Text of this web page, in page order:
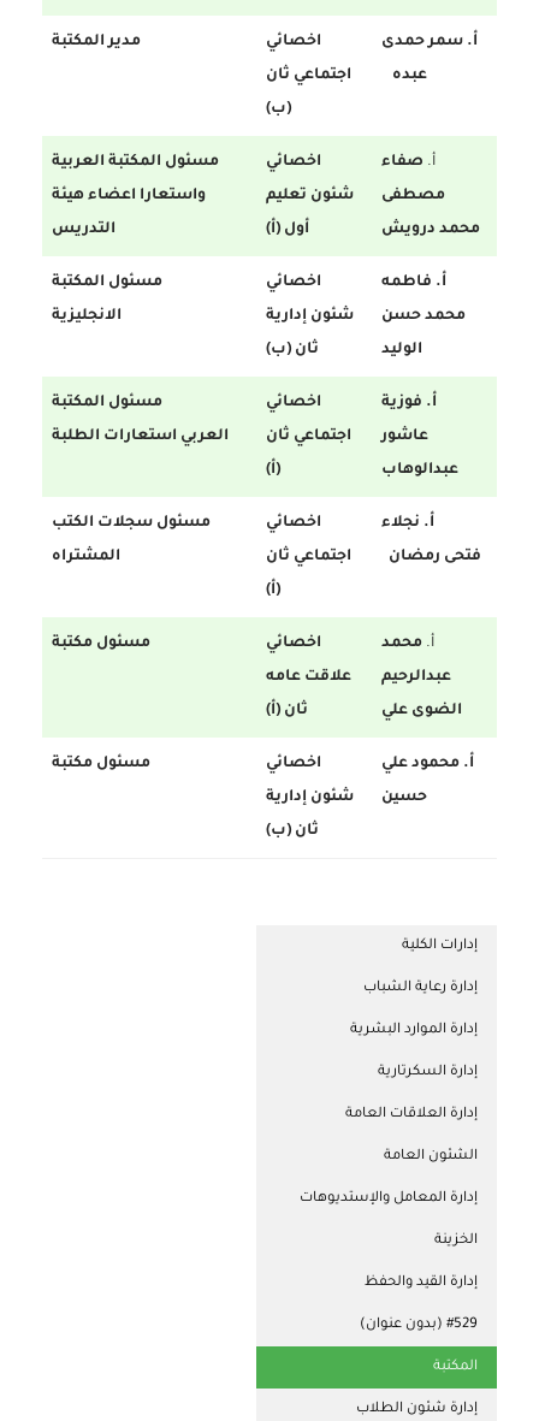
أ. سمر حمدى
عبده
اخصائي
اجتماعي ثان
(ب)
مدير المكتبة
أ. صفاء
مصطفى
محمد درويش
اخصائي
شئون تعليم
أول (أ)
مسئول المكتبة العربية
واستعارا اعضاء هيئة
التدريس
أ. فاطمه
محمد حسن
الوليد
اخصائي
شئون إدارية
ثان (ب)
مسئول المكتبة
الانجليزية
أ. فوزية
عاشور
عبدالوهاب
اخصائي
اجتماعي ثان
(أ)
مسئول المكتبة
العربي استعارات الطلبة
أ. نجلاء
فتحى رمضان
اخصائي
اجتماعي ثان
(أ)
مسئول سجلات الكتب
المشتراه
أ. محمد
عبدالرحيم
الضوى علي
اخصائي
علاقت عامه
ثان (أ)
مسئول مكتبة
أ. محمود علي
حسين
اخصائي
شئون إدارية
ثان (ب)
مسئول مكتبة
إدارات الكلية
إدارة رعاية الشباب
إدارة الموارد البشرية
إدارة السكرتارية
إدارة العلاقات العامة
الشئون العامة
إدارة المعامل والإستديوهات
الخزينة
إدارة القيد والحفظ
#529 (بدون عنوان)
المكتبة
إدارة شئون الطلاب